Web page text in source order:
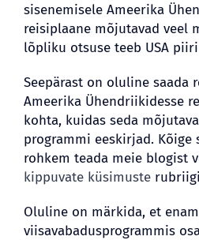
sisenemisele Ameerika
reisiplaane mõjutavad veel
lõpliku otsuse teeb USA
Seepärast on oluline saada
Ameerika Ühendriikidesse
kohta, kuidas seda
programmi eeskirjad. Kõige
rohkem teada meie blogist
kippuvate küsimuste
Oluline on märkida, et
viisavabadusprogrammis